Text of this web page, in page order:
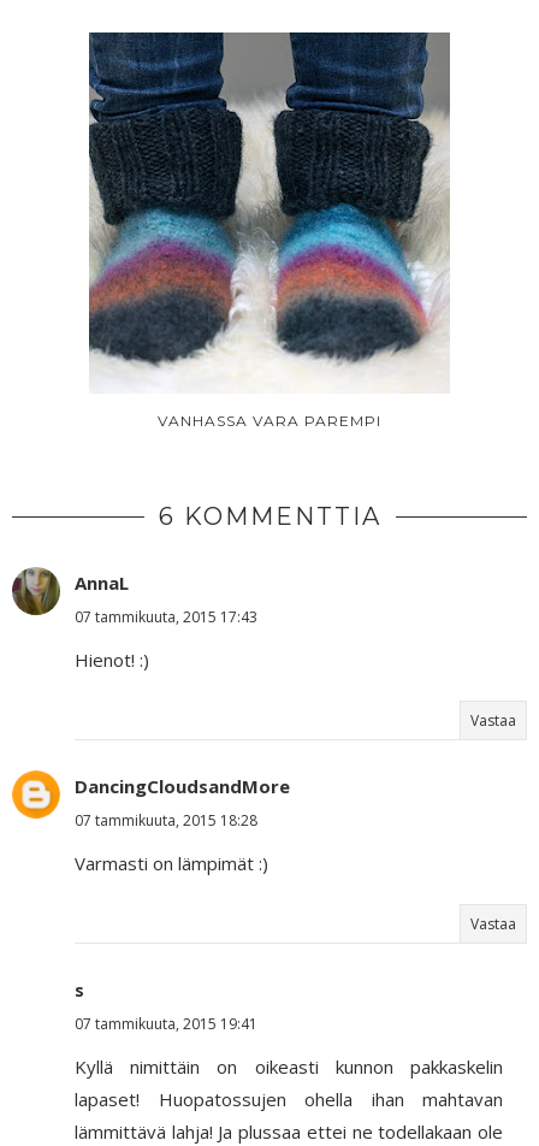
VANHASSA VARA PAREMPI
6 KOMMENTTIA
AnnaL
07 tammikuuta, 2015 17:43
Hienot! :)
Vastaa
DancingCloudsandMore
07 tammikuuta, 2015 18:28
Varmasti on lämpimät :)
Vastaa
s
07 tammikuuta, 2015 19:41
Kyllä nimittäin on oikeasti kunnon pakkaskelin
lapaset! Huopatossujen ohella ihan mahtavan
lämmittävä lahja! Ja plussaa ettei ne todellakaan ole